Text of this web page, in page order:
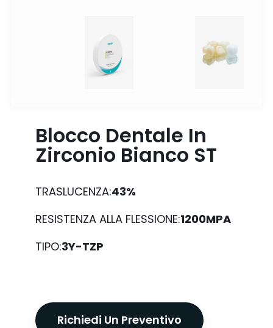
Blocco Dentale In
Zirconio Bianco ST
TRASLUCENZA:43%
RESISTENZA ALLA FLESSIONE:1200MPA
TIPO:3Y-TZP
Richiedi Un Preventivo